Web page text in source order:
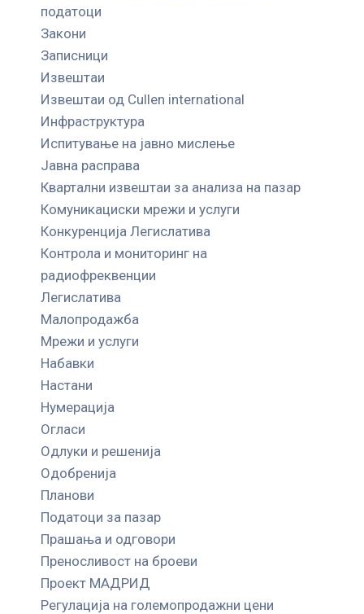
податоци
Закони
Записници
Извештаи
Извештаи од Cullen international
Инфраструктура
Испитување на јавно мислење
Јавна расправа
Квартални извештаи за анализа на пазар
Комуникациски мрежи и услуги
Конкуренција Легислатива
Контрола и мониторинг на
радиофреквенции
Легислатива
Малопродажба
Мрежи и услуги
Набавки
Настани
Нумерација
Огласи
Одлуки и решенија
Одобренија
Планови
Податоци за пазар
Прашања и одговори
Преносливост на броеви
Проект МАДРИД
Регулација на големопродажни цени